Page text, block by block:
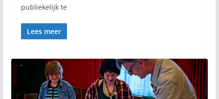
publiekelijk te
Lees meer